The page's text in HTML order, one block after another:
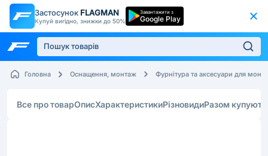
Застосунок FLAGMAN
Купуй вигідно, знижки до 50%
Завантажити з
Google Play
Головна Оснащення, монтаж Фурнітура та аксесуари для
Все про товарОписХарактеристикиРізновидиРазом купують